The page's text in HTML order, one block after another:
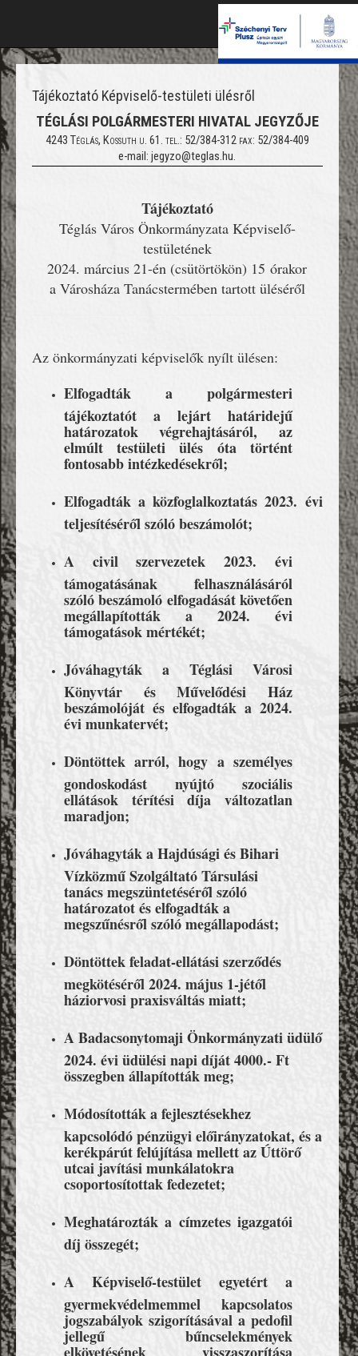
Tájékoztató Képviselő-testületi ülésről
TÉGLÁSI POLGÁRMESTERI HIVATAL JEGYZŐJE
4243 Téglás, Kossuth u. 61. tel.: 52/384-312 fax: 52/384-409
e-mail: jegyzo@teglas.hu.
Tájékoztató
Téglás Város Önkormányzata Képviselő-
testületének
2024. március 21-én (csütörtökön) 15órakor
a Városháza Tanácstermében tartott üléséről
Az önkormányzati képviselők nyílt ülésen:
Elfogadták a polgármesteri
tájékoztatót a lejárt határidejű
határozatok végrehajtásáról, az
elmúlt testületi ülés óta történt
fontosabb intézkedésekről;
Elfogadták a közfoglalkoztatás 2023. évi
teljesítéséről szóló beszámolót;
A civil szervezetek 2023. évi
támogatásának felhasználásáról
szóló beszámoló elfogadását követően
megállapították a 2024. évi
támogatások mértékét;
Jóváhagyták aTéglási Városi
Könyvtár és Művelődési Ház
beszámolóját és elfogadták a 2024.
évi munkatervét;
Döntöttek arról, hogy a személyes
gondoskodást nyújtó szociális
ellátások térítési díja változatlan
maradjon;
Jóváhagyták a Hajdúsági és Bihari
Vízközmű Szolgáltató Társulási
tanács megszüntetéséről szóló
határozatot és elfogadták a
megszűnésről szóló megállapodást;
Döntöttek feladat-ellátási szerződés
megkötéséről 2024. május 1-jétől
háziorvosi praxisváltás miatt;
A Badacsonytomaji Önkormányzati üdülő
2024. évi üdülési napi díját 4000.- Ft
összegben állapították meg;
Módosították a fejlesztésekhez
kapcsolódó pénzügyi előirányzatokat, és a
kerékpárút felújítása mellett az Úttörő
utcai javítási munkálatokra
csoportosítottak fedezetet;
Meghatározták a címzetes igazgatói
díj összegét;
A Képviselő-testület egyetért a
gyermekvédelmemmel kapcsolatos
jogszabályok szigorításával a pedofil
jellegű bűncselekmények
elkövetésének visszaszorítása